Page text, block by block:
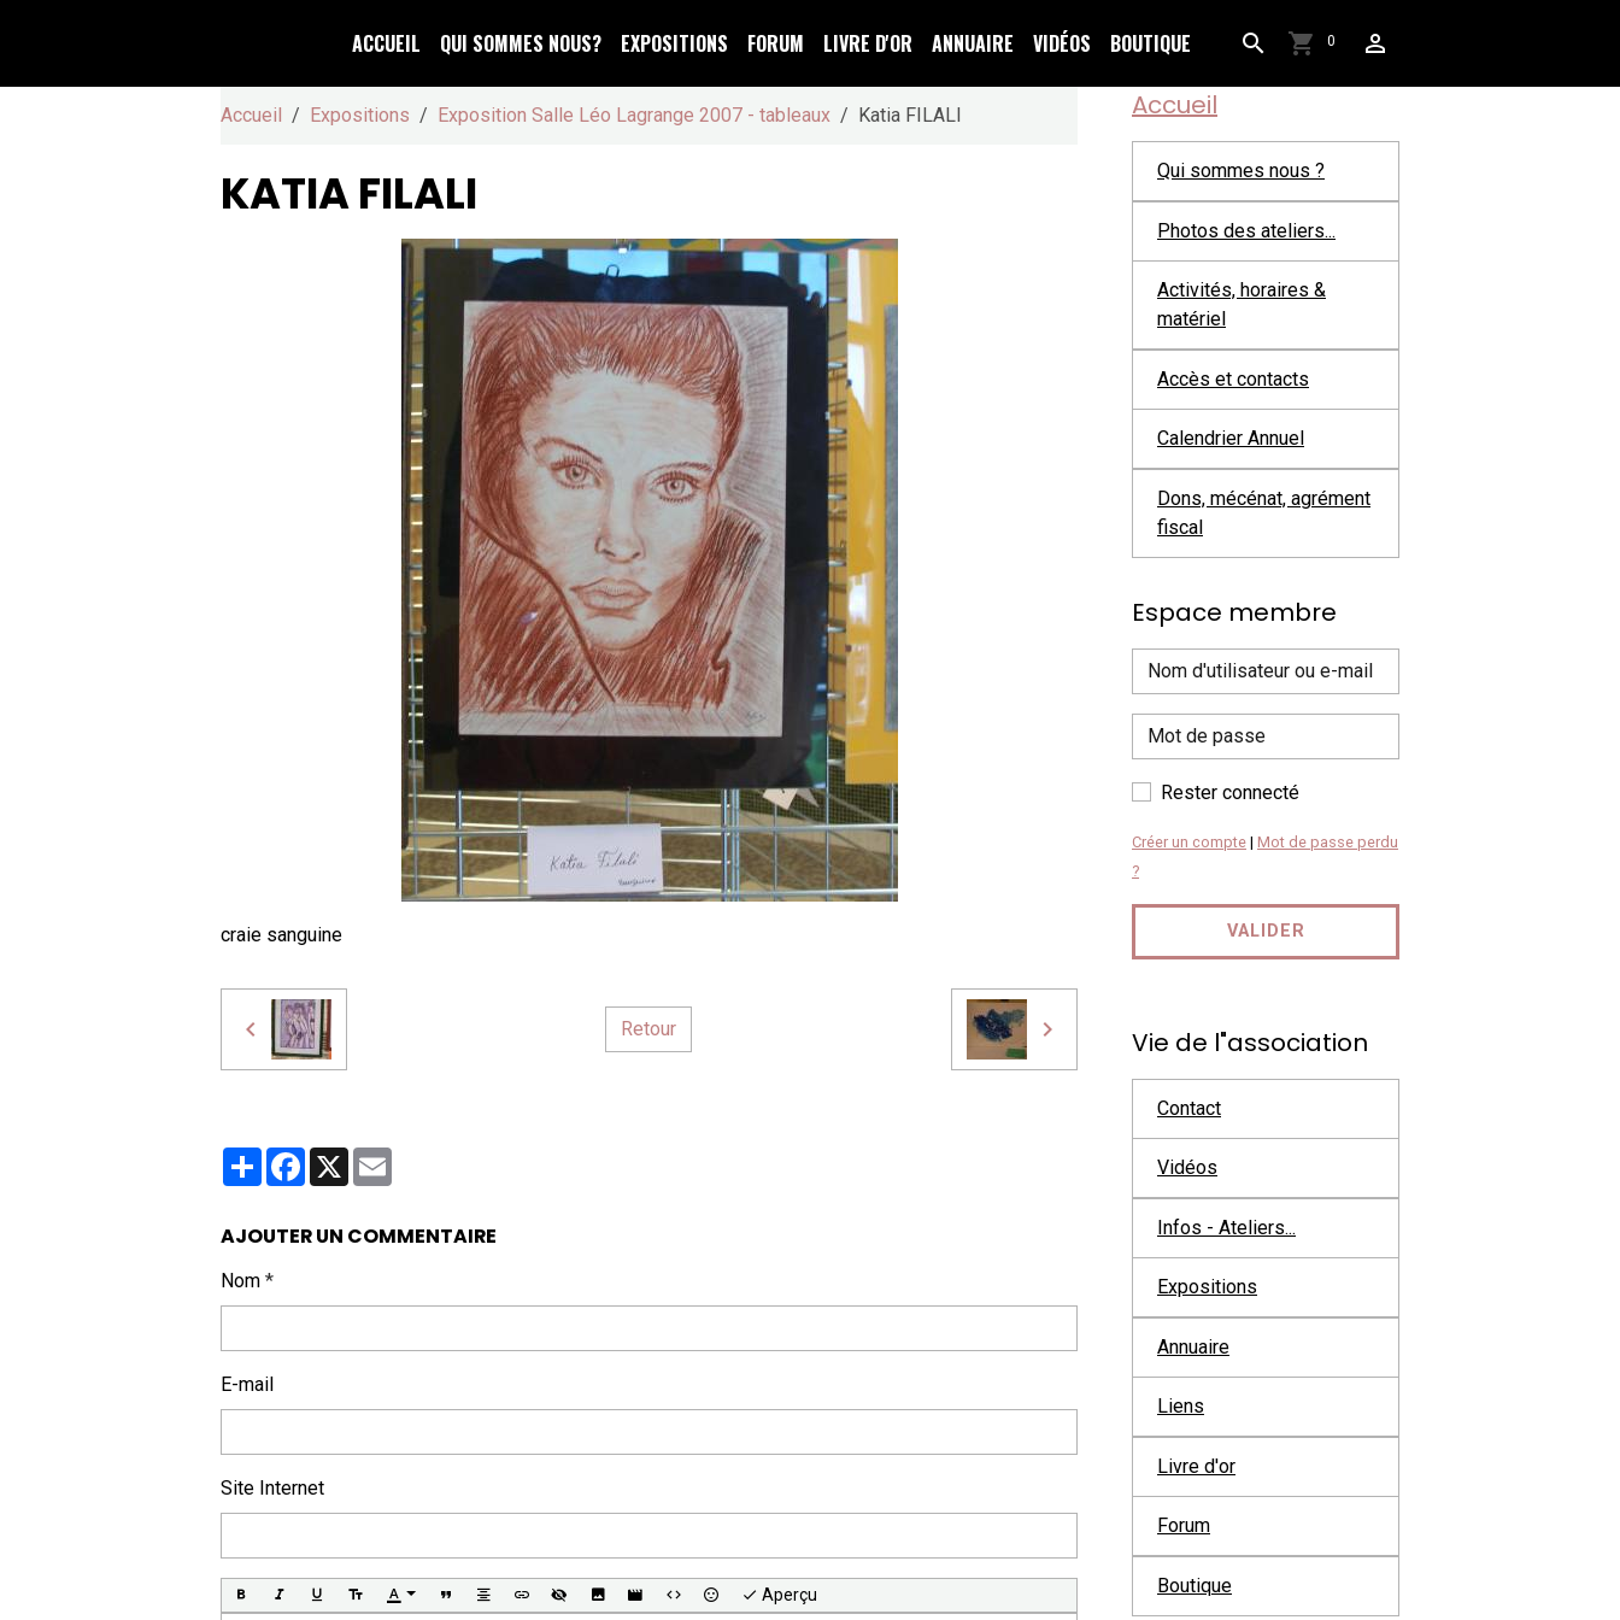
ACCUEIL QUI SOMMES NOUS? EXPOSITIONS FORUM LIVRE D'OR ANNUAIRE VIDÉOS BOUTIQUE 0
Accueil Expositions Exposition Salle Léo Lagrange 2007 - tableaux Katia FILALI
KATIA FILALI
craie sanguine
Retour
PartagerFacebook
X
AJOUTER UN COMMENTAIRE
Nom
E-mail
Site Internet
Aperçu
Accueil
Qui sommes nous ?
Photos des ateliers...
Activités, horaires &
matériel
Accès et contacts
Calendrier Annuel
Dons, mécénat, agrément
fiscal
Espace membre
Rester connecté
Créer un compte | Mot de passe perdu
?
VALIDER
Vie de l"association
Contact
Vidéos
Infos - Ateliers...
Expositions
Annuaire
Liens
Livre d'or
Forum
Boutique